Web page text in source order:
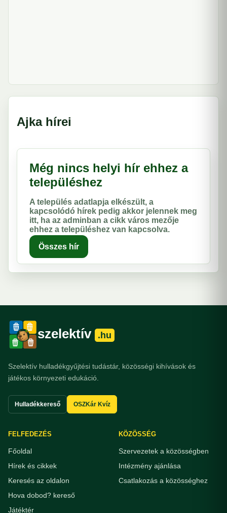
Ajka hírei
Még nincs helyi hír ehhez a
településhez
A település adatlapja elkészült, a
kapcsolódó hírek pedig akkor jelennek meg
itt, ha az adminban a cikk város mezője
ehhez a településhez van kapcsolva.
Összes hír
szelektív .hu
Szelektív hulladékgyűjtési tudástár, közösségi kihívások és
játékos környezeti edukáció.
Hulladékkereső OSZKár Kvíz
FELFEDEZÉS
Főoldal
Hírek és cikkek
Keresés az oldalon
Hova dobod? kereső
Játéktér
KÖZÖSSÉG
Szervezetek a közösségben
Intézmény ajánlása
Csatlakozás a közösséghez